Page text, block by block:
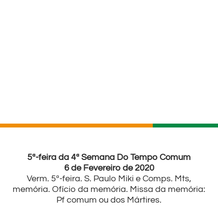
5ª-feira da 4ª Semana Do Tempo Comum
6 de Fevereiro de 2020
Verm. 5ª-feira. S. Paulo Miki e Comps. Mts,
memória. Ofício da memória. Missa da memória:
Pf comum ou dos Mártires.